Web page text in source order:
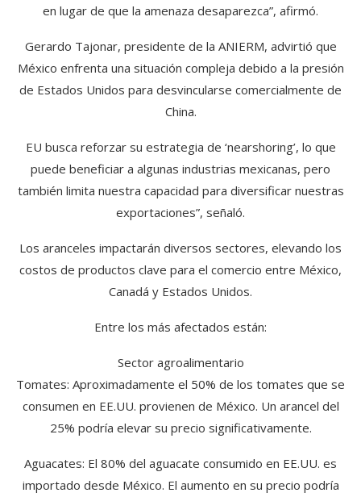
en lugar de que la amenaza desaparezca”, afirmó.
Gerardo Tajonar, presidente de la ANIERM, advirtió que
México enfrenta una situación compleja debido a la presión
de Estados Unidos para desvincularse comercialmente de
China.
EU busca reforzar su estrategia de ‘nearshoring’, lo que
puede beneficiar a algunas industrias mexicanas, pero
también limita nuestra capacidad para diversificar nuestras
exportaciones”, señaló.
Los aranceles impactarán diversos sectores, elevando los
costos de productos clave para el comercio entre México,
Canadá y Estados Unidos.
Entre los más afectados están:
Sector agroalimentario
Tomates: Aproximadamente el 50% de los tomates que se
consumen en EE.UU. provienen de México. Un arancel del
25% podría elevar su precio significativamente.
Aguacates: El 80% del aguacate consumido en EE.UU. es
importado desde México. El aumento en su precio podría